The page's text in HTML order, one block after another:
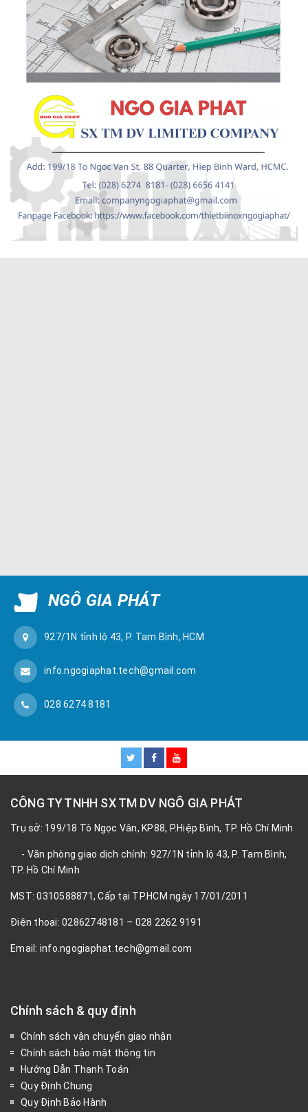
NGÔ GIA PHÁT
927/1N tỉnh lộ 43, P. Tam Bình, HCM
info.ngogiaphat.tech@gmail.com
028 6274 8181
CÔNG TY TNHH SX TM DV NGÔ GIA PHÁT
Trụ sở: 199/18 Tô Ngọc Vân, KP88, P.Hiệp Bình, TP. Hồ Chí Minh
- Văn phòng giao dịch chính: 927/1N tỉnh lộ 43, P. Tam Bình,
TP. Hồ Chí Minh
MST: 0310588871, Cấp tại TP.HCM ngày 17/01/2011
Điện thoại: 02862748181 – 028 2262 9191
Email: info.ngogiaphat.tech@gmail.com
Chính sách & quy định
Chính sách vận chuyển giao nhận
Chính sách bảo mật thông tin
Hướng Dẫn Thanh Toán
Quy Định Chung
Quy Định Bảo Hành